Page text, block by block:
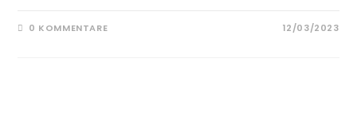
0 KOMMENTARE 12/03/2023